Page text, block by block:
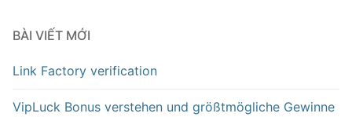
BÀI VIẾT MỚI
Link Factory verification
VipLuck Bonus verstehen und größtmögliche Gewinne